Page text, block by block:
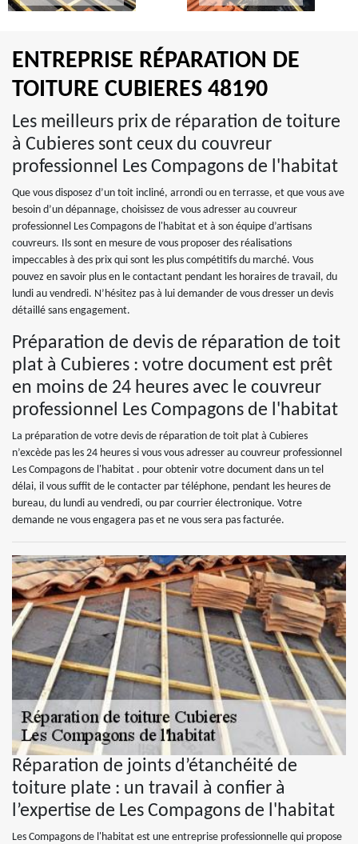
ENTREPRISE RÉPARATION DE
TOITURE CUBIERES 48190
Les meilleurs prix de réparation de toiture
à Cubieres sont ceux du couvreur
professionnel Les Compagons de l'habitat
Que vous disposez d’un toit incliné, arrondi ou en terrasse, et que vous ave
besoin d’un dépannage, choisissez de vous adresser au couvreur
professionnel Les Compagons de l'habitat et à son équipe d’artisans
couvreurs. Ils sont en mesure de vous proposer des réalisations
impeccables à des prix qui sont les plus compétitifs du marché. Vous
pouvez en savoir plus en le contactant pendant les horaires de travail, du
lundi au vendredi. N’hésitez pas à lui demander de vous dresser un devis
détaillé sans engagement.
Préparation de devis de réparation de toit
plat à Cubieres : votre document est prêt
en moins de 24 heures avec le couvreur
professionnel Les Compagons de l'habitat
La préparation de votre devis de réparation de toit plat à Cubieres
n’excède pas les 24 heures si vous vous adresser au couvreur professionnel
Les Compagons de l'habitat . pour obtenir votre document dans un tel
délai, il vous suffit de le contacter par téléphone, pendant les heures de
bureau, du lundi au vendredi, ou par courrier électronique. Votre
demande ne vous engagera pas et ne vous sera pas facturée.
Réparation de joints d’étanchéité de
toiture plate : un travail à confier à
l’expertise de Les Compagons de l'habitat
Les Compagons de l'habitat est une entreprise professionnelle qui propose